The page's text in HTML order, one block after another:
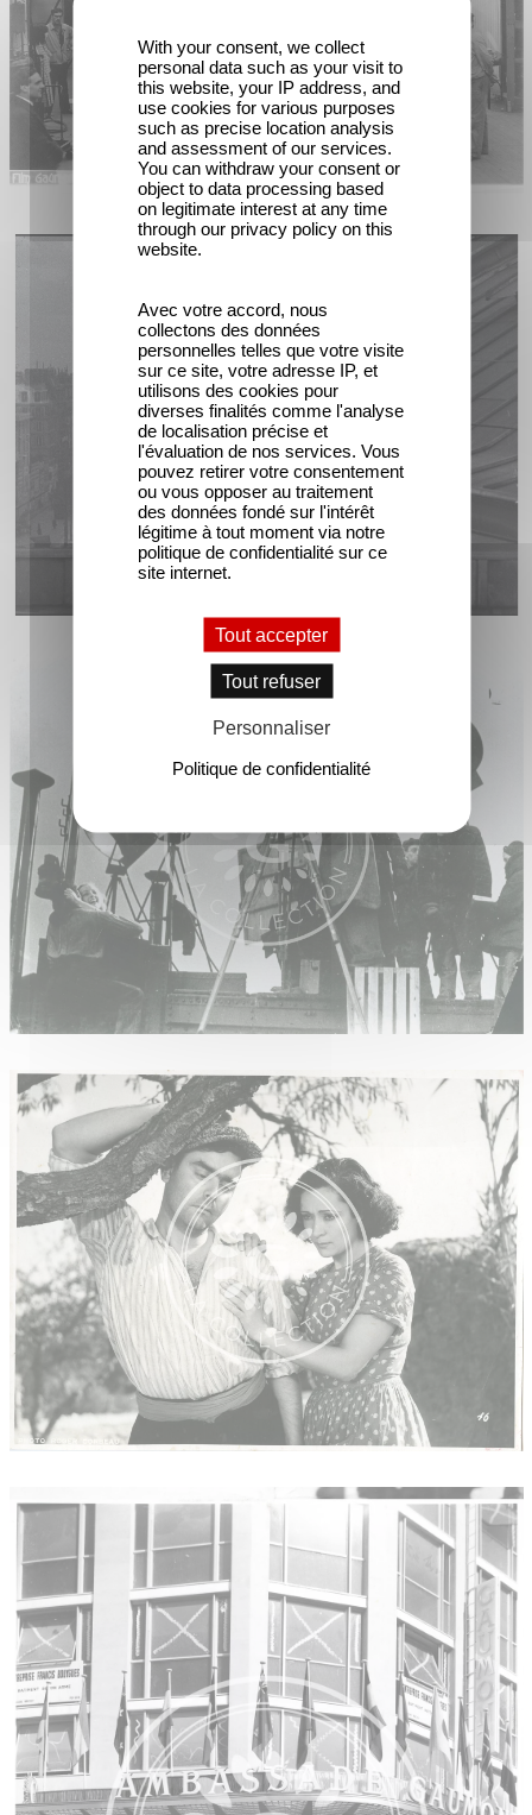
With your consent, we collect
personal data such as your visit to
this website, your IP address, and
use cookies for various purposes
such as precise location analysis
and assessment of our services.
You can withdraw your consent or
object to data processing based
on legitimate interest at any time
through our privacy policy on this
website.
Avec votre accord, nous
collectons des données
personnelles telles que votre visite
sur ce site, votre adresse IP, et
utilisons des cookies pour
diverses finalités comme l'analyse
de localisation précise et
l'évaluation de nos services. Vous
pouvez retirer votre consentement
ou vous opposer au traitement
des données fondé sur l'intérêt
légitime à tout moment via notre
politique de confidentialité sur ce
site internet.
Tout accepter
Tout refuser
Personnaliser
Politique de confidentialité